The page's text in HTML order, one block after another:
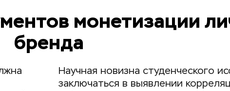
монетизации
бренда
Научная новизна студенческого
заключаться в выявлении